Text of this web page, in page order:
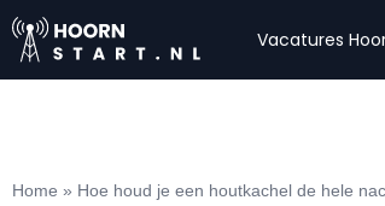
Vacatures
Home » Hoe houd je een houtkachel de hele